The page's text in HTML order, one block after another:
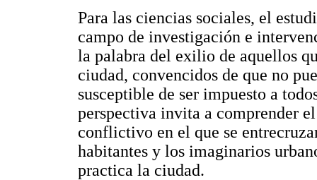
Para las ciencias sociales, el
campo de investigación e
la palabra del exilio de aquellos
ciudad, convencidos de que no
susceptible de ser impuesto a
perspectiva invita a comprender
conflictivo en el que se
habitantes y los imaginarios
practica la ciudad.